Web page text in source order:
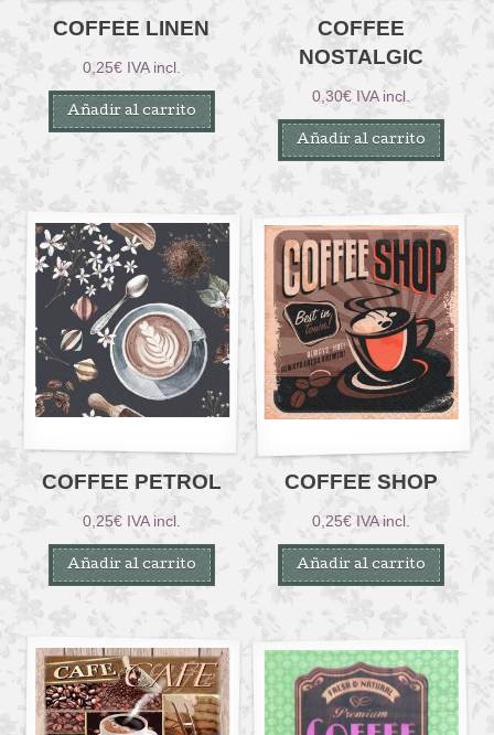
COFFEE LINEN
0,25€ IVA incl.
Añadir al carrito
COFFEE
NOSTALGIC
0,30€ IVA incl.
Añadir al carrito
COFFEE PETROL
0,25€ IVA incl.
Añadir al carrito
COFFEE SHOP
0,25€ IVA incl.
Añadir al carrito